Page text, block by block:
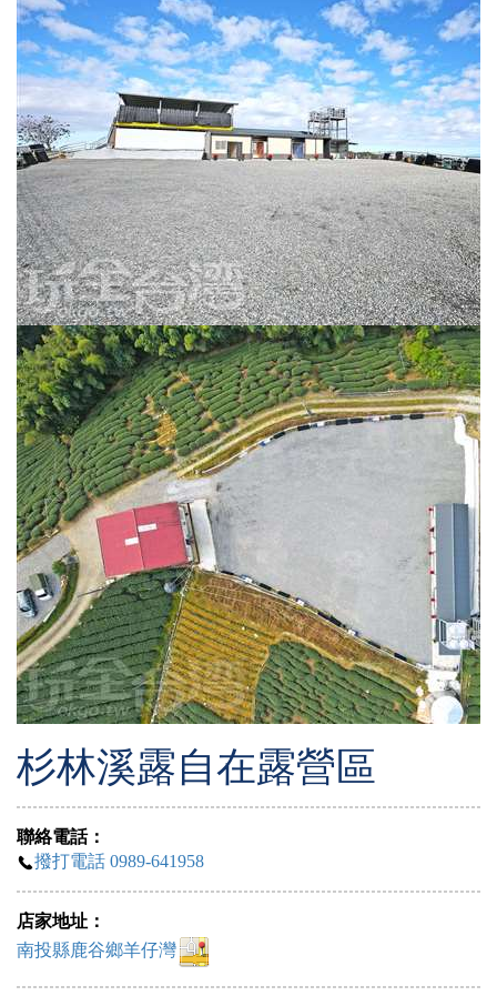
杉林溪露自在露營區
聯絡電話：
撥打電話 0989-641958
店家地址：
南投縣鹿谷鄉羊仔灣